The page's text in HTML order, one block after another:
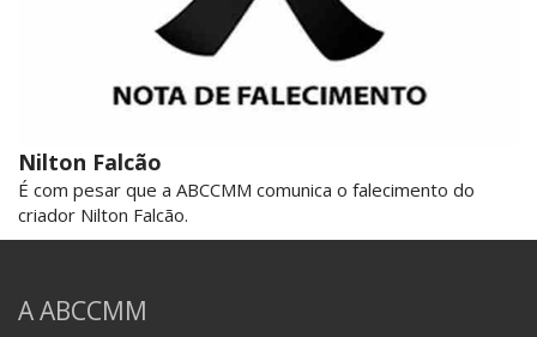
Nilton Falcão
É com pesar que a ABCCMM comunica o falecimento do
criador Nilton Falcão.
A ABCCMM